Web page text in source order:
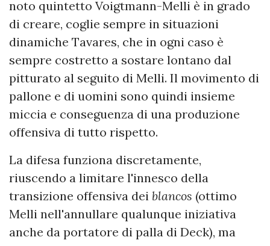
noto quintetto Voigtmann-Melli è in grado
di creare, coglie sempre in situazioni
dinamiche Tavares, che in ogni caso è
sempre costretto a sostare lontano dal
pitturato al seguito di Melli. Il movimento di
pallone e di uomini sono quindi insieme
miccia e conseguenza di una produzione
offensiva di tutto rispetto.
La difesa funziona discretamente,
riuscendo a limitare l'innesco della
transizione offensiva dei blancos (ottimo
Melli nell'annullare qualunque iniziativa
anche da portatore di palla di Deck), ma